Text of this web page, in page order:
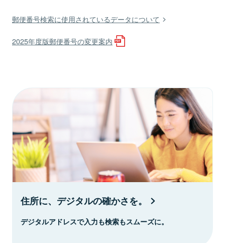
郵便番号検索に使用されているデータについて
2025年度版郵便番号の変更案内
住所に、デジタルの確かさを。
デジタルアドレスで入力も検索もスムーズに。